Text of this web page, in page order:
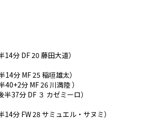
分 DF 20 藤田大道）
分 MF 25 稲垣雄太）
分 MF 26 川満陸 ）
37分 DF ３ カゼミーロ）
分 FW 28 サミュエル・サヌミ）